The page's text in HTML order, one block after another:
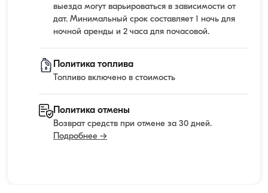
выезда могут варьироваться в зависимости от
дат. Минимальный срок составляет 1 ночь для
ночной аренды и 2 часа для почасовой.
Политика топлива
Топливо включено в стоимость
Политика отмены
Возврат средств при отмене за 30 дней.
Подробнее →